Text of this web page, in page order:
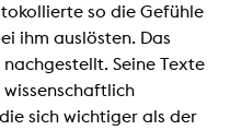
so die Gefühle
ihm auslösten. Das
Seine Texte
sich wichtiger als der